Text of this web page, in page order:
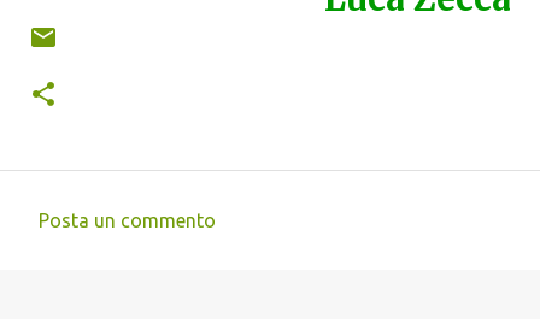
Posta un commento